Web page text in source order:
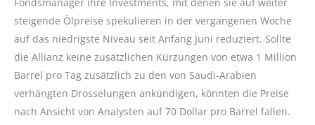
steigende Ölpreise spekulieren in der vergangenen Woche
auf das niedrigste Niveau seit Anfang Juni reduziert. Sollte
die Allianz keine zusätzlichen Kürzungen von etwa 1 Million
Barrel pro Tag zusätzlich zu den von Saudi-Arabien
verhängten Drosselungen ankündigen, könnten die Preise
nach Ansicht von Analysten auf 70 Dollar pro Barrel fallen.